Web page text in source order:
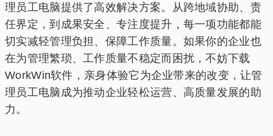
理员工电脑提供了高效解决方案。从跨地域协助、责
任界定，到成果安全、专注度提升，每一项功能都能
切实减轻管理负担、保障工作质量。如果你的企业也
在为管理繁琐、工作质量不稳定而困扰，不妨下载
WorkWin软件，亲身体验它为企业带来的改变，让管
理员工电脑成为推动企业轻松运营、高质量发展的助
力。